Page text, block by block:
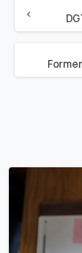
Reading